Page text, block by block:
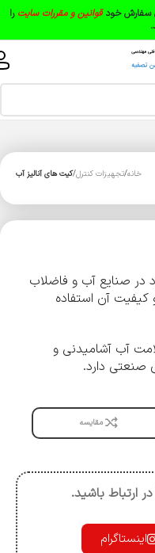
سفارش خودقوانین و مقررات سایت را
خانه تجهیزات کنترل کیت های آنالیز آب
در صنایع آب و فاضلاب
کیفیت آن استفاده
آب آشامیدنی و
صنعتی دارد.
مقایسه
ارتباط باشید.
اینستاگرام